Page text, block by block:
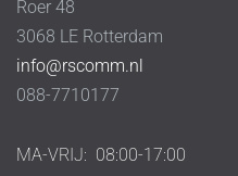
Roer 48
3068 LE Rotterdam
info@rscomm.nl
088-7710177
MA-VRIJ: 08:00-17:00